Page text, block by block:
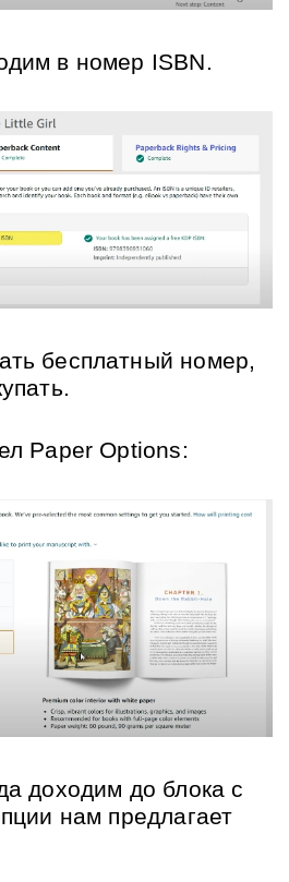
в номер ISBN.
бесплатный номер,
Paper Options:
доходим до блока с
нам предлагает